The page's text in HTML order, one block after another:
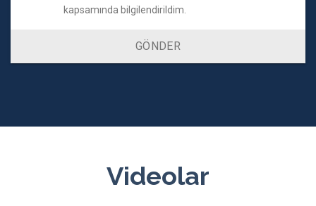
kapsamında bilgilendirildim.
GÖNDER
Videolar